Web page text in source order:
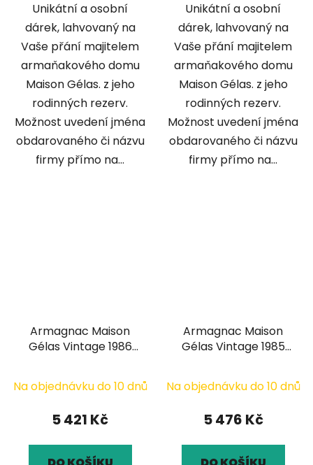
Unikátní a osobní
dárek, lahvovaný na
Vaše přání majitelem
armaňakového domu
Maison Gélas. z jeho
rodinných rezerv.
Možnost uvedení jména
obdarovaného či názvu
firmy přímo na...
Unikátní a osobní
dárek, lahvovaný na
Vaše přání majitelem
armaňakového domu
Maison Gélas. z jeho
rodinných rezerv.
Možnost uvedení jména
obdarovaného či názvu
firmy přímo na...
Armagnac Maison
Gélas Vintage 1986
Na objednávku do 10 dnů
5 421 Kč
Armagnac Maison
Gélas Vintage 1985
Na objednávku do 10 dnů
5 476 Kč